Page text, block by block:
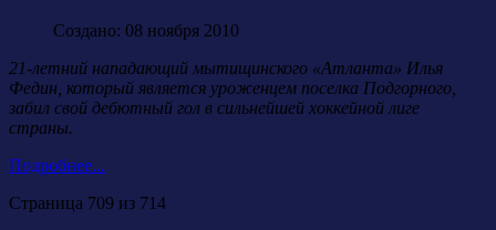
Создано: 08 ноября 2010
21-летний нападающий мытищинского «Атланта» Илья
Федин, который является уроженцем поселка Подгорного,
забил свой дебютный гол в сильнейшей хоккейной лиге
страны.
Подробнее...
Страница 709 из 714